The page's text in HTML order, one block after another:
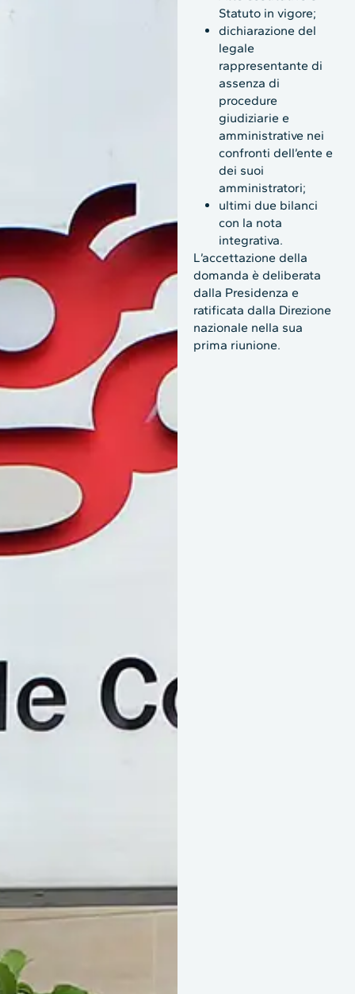
Statuto in vigore;
dichiarazione del
legale
rappresentante di
assenza di
procedure
giudiziarie e
amministrative nei
confronti dell’ente e
dei suoi
amministratori;
ultimi due bilanci
con la nota
integrativa.
L’accettazione della
domanda è deliberata
dalla Presidenza e
ratificata dalla Direzione
nazionale nella sua
prima riunione.